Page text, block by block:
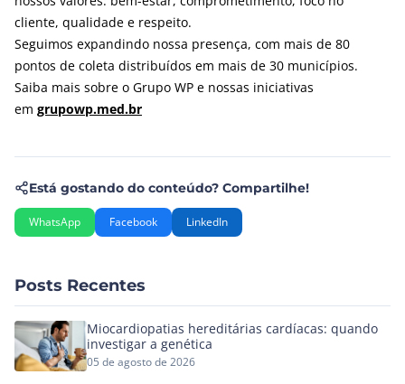
cliente, qualidade e respeito.
Seguimos expandindo nossa presença, com mais de 80
pontos de coleta distribuídos em mais de 30 municípios.
Saiba mais sobre o Grupo WP e nossas iniciativas
em grupowp.med.br
Está gostando do conteúdo? Compartilhe!
WhatsApp Facebook LinkedIn
Posts Recentes
Miocardiopatias hereditárias cardíacas: quando
investigar a genética
05 de agosto de 2026